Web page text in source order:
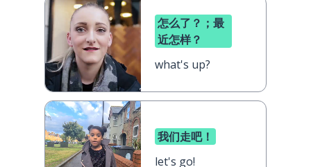
怎么了？；最
近怎样？
what's up?
我们走吧！
let's go!